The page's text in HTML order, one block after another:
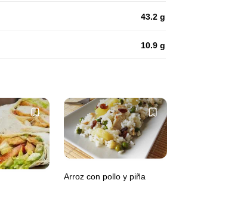
43.2 g
10.9 g
Arroz con pollo y piña